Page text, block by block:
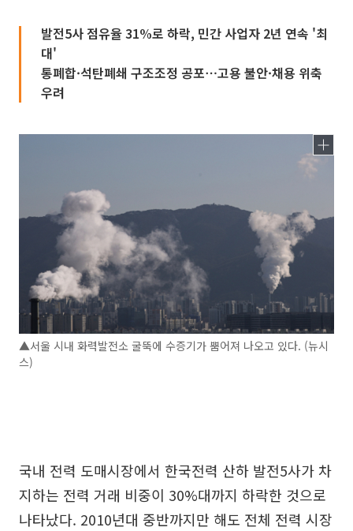
발전5사 점유율 31%로 하락, 민간 사업자 2년 연속 '최
대'
통폐합·석탄폐쇄 구조조정 공포⋯고용 불안·채용 위축
우려
▲서울 시내 화력발전소 굴뚝에 수증기가 뿜어져 나오고 있다. (뉴시
스)
국내 전력 도매시장에서 한국전력 산하 발전5사가 차
지하는 전력 거래 비중이 30%대까지 하락한 것으로
나타났다. 2010년대 중반까지만 해도 전체 전력 시장